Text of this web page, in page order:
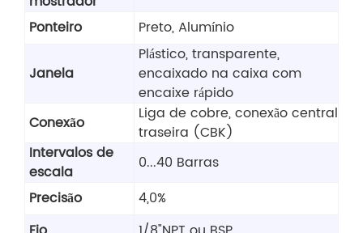
Ponteiro
Preto, Alumínio
Janela
Plástico, transparente,
encaixado na caixa com
encaixe rápido
Conexão
Liga de cobre, conexão central
traseira (CBK)
Intervalos de
escala
0...40 Barras
Precisão
4,0%